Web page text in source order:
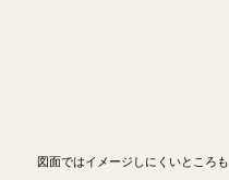
図面ではイメージしにくいところも